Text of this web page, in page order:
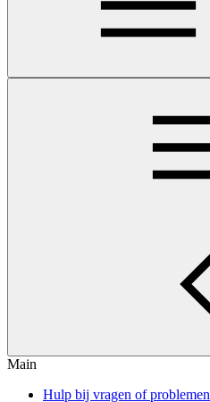
Main
Hulp bij vragen of problemen